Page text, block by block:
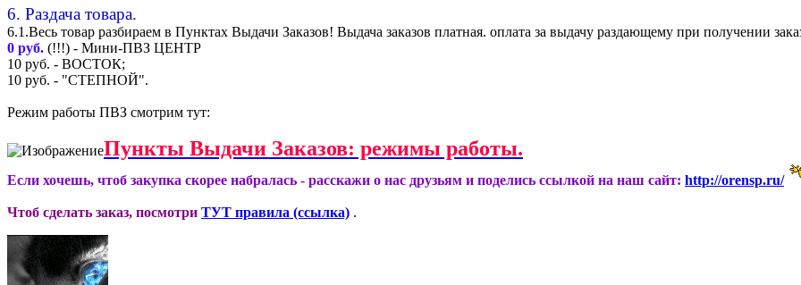
6. Раздача товара.
6.1.Весь товар разбираем в Пунктах Выдачи Заказов! Выдача заказов платная. оплата за выдачу раздающему при получении
0 руб. (!!!) - Мини-ПВЗ ЦЕНТР
10 руб. - ВОСТОК;
10 руб. - "СТЕПНОЙ".
Режим работы ПВЗ смотрим тут:
Пункты Выдачи Заказов: режимы работы.
Если хочешь, чтоб закупка скорее набралась - расскажи о нас друзьям и поделись ссылкой на наш сайт: http://orensp.ru/
Чтоб сделать заказ, посмотри ТУТ правила (ссылка) .